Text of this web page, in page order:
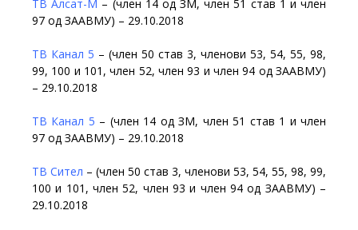
ТВ Алсат-М – (член 14 од ЗМ, член 51 став 1 и член
97 од ЗААВМУ) – 29.10.2018
ТВ Канал 5 – (член 50 став 3, членови 53, 54, 55, 98,
99, 100 и 101, член 52, член 93 и член 94 од ЗААВМУ)
– 29.10.2018
ТВ Канал 5 – (член 14 од ЗМ, член 51 став 1 и член
97 од ЗААВМУ) – 29.10.2018
ТВ Сител – (член 50 став 3, членови 53, 54, 55, 98, 99,
100 и 101, член 52, член 93 и член 94 од ЗААВМУ) –
29.10.2018